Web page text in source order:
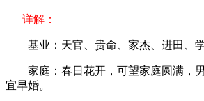
详解：
基业：天官、贵命、家杰、进田、学
家庭：春日花开，可望家庭圆满，男
宜早婚。